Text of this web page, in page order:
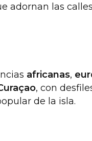
adornan las
africanas,
, con
de la isla.